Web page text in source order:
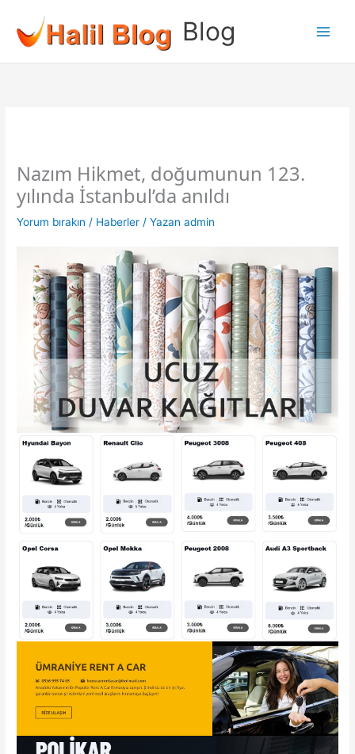
Blog
Nazım Hikmet, doğumunun 123.
yılında İstanbul’da anıldı
Yorum bırakın / Haberler / Yazan admin